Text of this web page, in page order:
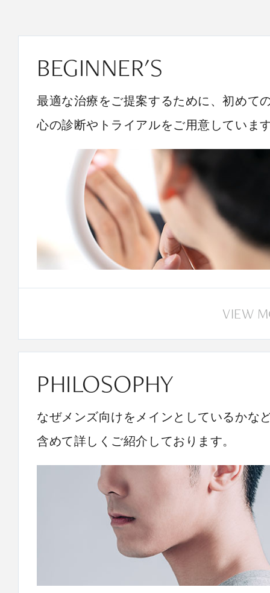
BEGINNER'S
最適な治療をご提案するために、初めて
心の診断やトライアルをご用意していま
VIEW
PHILOSOPHY
なぜメンズ向けをメインとしているかな
含めて詳しくご紹介しております。